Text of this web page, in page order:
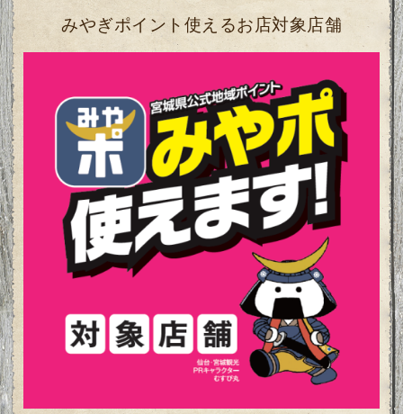
みやぎポイント使えるお店対象店舗